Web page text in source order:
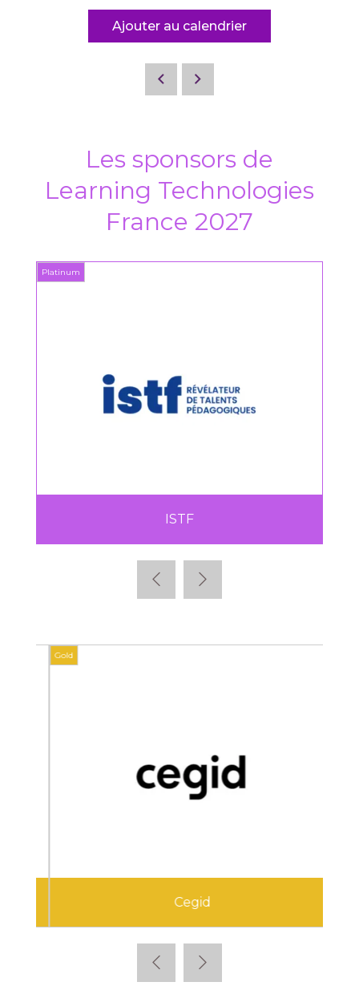
Ajouter au calendrier
Les sponsors de
Learning Technologies
France 2027
Platinum
ISTF
Gold
Cegid